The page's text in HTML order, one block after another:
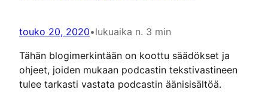
touko 20, 2020•lukuaika n. 3 min
Tähän blogimerkintään on koottu säädökset ja
ohjeet, joiden mukaan podcastin tekstivastineen
tulee tarkasti vastata podcastin äänisisältöä.